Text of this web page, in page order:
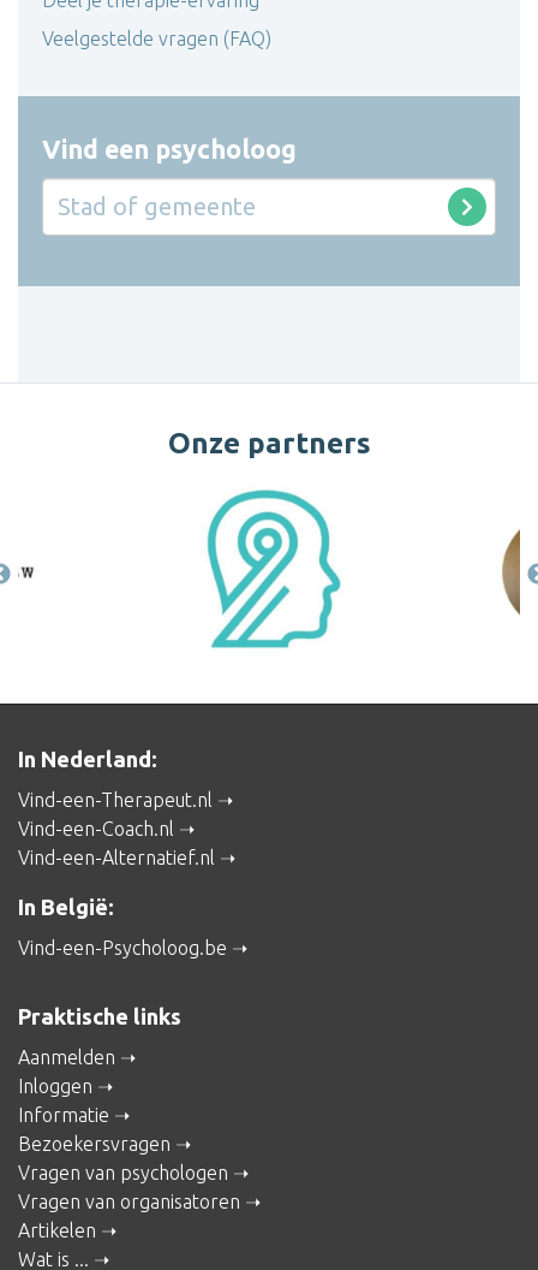
Veelgestelde vragen (FAQ)
Vind een psycholoog
Onze partners
In Nederland:
Vind-een-Therapeut.nl
Vind-een-Coach.nl
Vind-een-Alternatief.nl
In België:
Vind-een-Psycholoog.be
Praktische links
Aanmelden
Inloggen
Informatie
Bezoekersvragen
Vragen van psychologen
Vragen van organisatoren
Artikelen
Wat is ...